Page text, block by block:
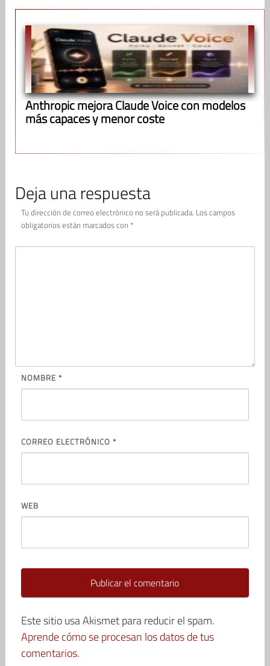
Anthropic mejora Claude Voice con modelos
más capaces y menor coste
Deja una respuesta
Tu dirección de correo electrónico no será publicada. Los campos
obligatorios están marcados con *
NOMBRE *
CORREO ELECTRÓNICO *
WEB
Este sitio usa Akismet para reducir el spam.
Aprende cómo se procesan los datos de tus
comentarios.